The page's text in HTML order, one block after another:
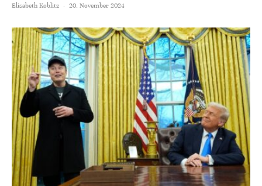
Elisabeth Koblitz · 20. November 2024